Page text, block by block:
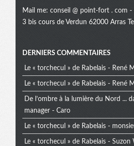
Mail me: conseil @ point-fort . com -
3 bis cours de Verdun 62000 Arras
Menu
extra
DERNIERS COMMENTAIRES
Le « torchecul » de Rabelais - René
Le « torchecul » de Rabelais - René
De l’ombre à la lumière du Nord ...
manager - Caro
Le « torchecul » de Rabelais -
Le « torchecul » de Rabelais - Suzon